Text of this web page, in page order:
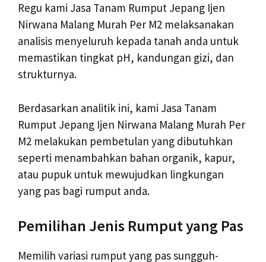
Regu kami Jasa Tanam Rumput Jepang Ijen
Nirwana Malang Murah Per M2 melaksanakan
analisis menyeluruh kepada tanah anda untuk
memastikan tingkat pH, kandungan gizi, dan
strukturnya.
Berdasarkan analitik ini, kami Jasa Tanam
Rumput Jepang Ijen Nirwana Malang Murah Per
M2 melakukan pembetulan yang dibutuhkan
seperti menambahkan bahan organik, kapur,
atau pupuk untuk mewujudkan lingkungan
yang pas bagi rumput anda.
Pemilihan Jenis Rumput yang Pas
Memilih variasi rumput yang pas sungguh-